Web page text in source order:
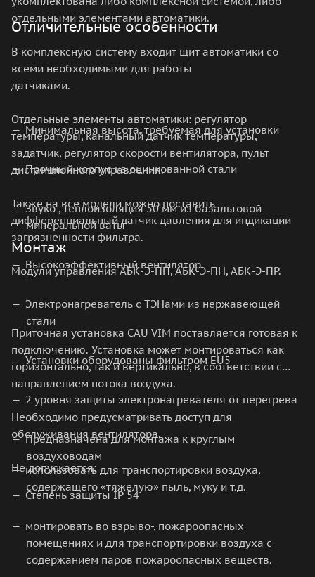
отдельными элементами автоматики.
В комплексную систему входит щит автоматики со
всеми необходимыми для работы
датчиками.
Отдельные элементы автоматики: регулятор
температуры, канальный датчик температуры,
задатчик, регулятор скорости вентилятора, пульт
дистанционного управления.
Также на все модели можно поставить
дифференциальный датчик давления для индикации
загрязненности фильтра.
Модули управления АБК-Э-ПП, АБК-Э-ПН, АБК-Э-ПР.
Отличительные особенности
Минимальная высота, требуемая для установки
Прочный корпус из оцинкованной стали
Звуко-, теплоизоляция 50 мм из базальтовой
минеральной ваты
Высокоэффективный вентилятор
Электронагреватель с ТЭНами из нержавеющей
стали
Установки оборудованы фильтром EU5
2 уровня защиты электронагревателя от перегрева
Предназначена для монтажа к круглым
воздуховодам
Степень защиты IP 54
Монтаж
Приточная установка CAU VIM поставляется готовая к
подключению. Установка может монтироваться как
горизонтально, так и вертикально, в соответствии с
направлением потока воздуха.
Необходимо предусматривать доступ для
обслуживания вентилятора.
Не допускается:
использовать для транспортировки воздуха,
содержащего «тяжелую» пыль, муку и т.д.
монтировать во взрыво-, пожароопасных
помещениях и для транспортировки воздуха с
содержанием паров пожароопасных веществ.